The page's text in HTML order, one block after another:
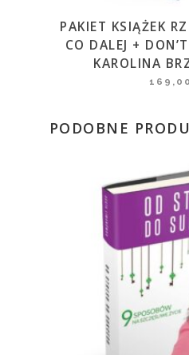
PAKIET KSIĄŻEK
CO DALEJ +
KAROLINA
PODOBNE